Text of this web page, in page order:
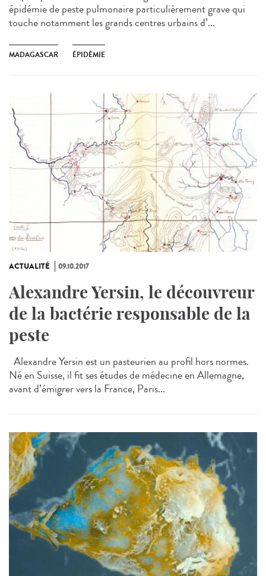
épidémie de peste pulmonaire particulièrement grave qui
touche notamment les grands centres urbains d’...
MADAGASCAR ÉPIDÉMIE
ACTUALITÉ 09.10.2017
Alexandre Yersin, le découvreur
de la bactérie responsable de la
peste
Alexandre Yersin est un pasteurien au profil hors normes.
Né en Suisse, il fit ses études de médecine en Allemagne,
avant d’émigrer vers la France, Paris...